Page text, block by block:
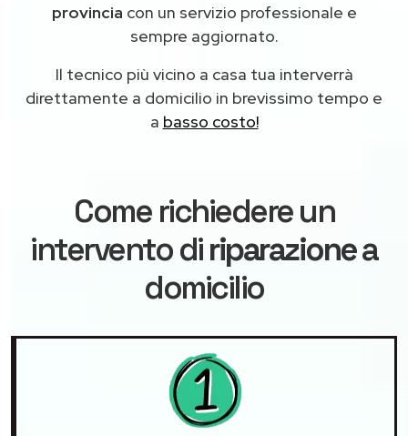
provincia con un servizio professionale e
sempre aggiornato.
Il tecnico più vicino a casa tua interverrà
direttamente a domicilio in brevissimo tempo e
a basso costo!
Come richiedere un
intervento diriparazionea
domicilio